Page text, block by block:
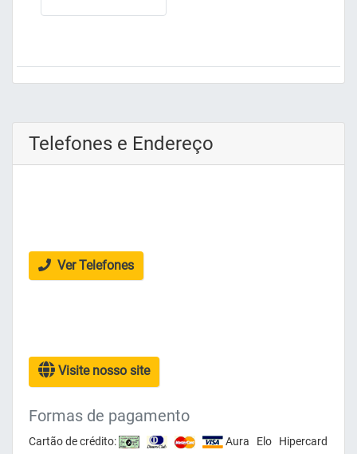
Telefones e Endereço
Ver Telefones
Visite nosso site
Formas de pagamento
Cartão de crédito:
Aura Elo Hipercard